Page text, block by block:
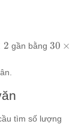
2 gần bằng 30
30 ×
tìm số lượng